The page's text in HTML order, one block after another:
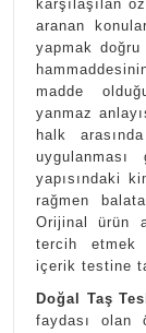
karşılaşılan
aranan
yapmak
madde
yanmaz
halk
yapısındaki
rağmen
Orijinal ürün
tercih etmek
içerik testine
Doğal Taş
faydası olan